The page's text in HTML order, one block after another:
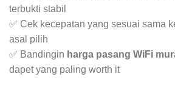
terbukti stabil
✅ Cek kecepatan yang sesuai sama
asal pilih
✅ Bandingin harga pasang WiFi
dapet yang paling worth it